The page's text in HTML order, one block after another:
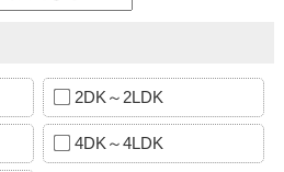
2DK～2LDK
4DK～4LDK